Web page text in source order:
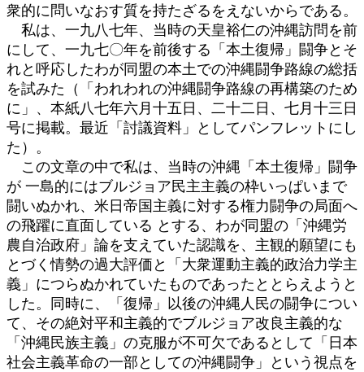
衆的に問いなおす質を持たざるをえないからである。
私は、一九八七年、当時の天皇裕仁の沖縄訪問を前
にして、一九七〇年を前後する「本土復帰」闘争とそ
れと呼応したわが同盟の本土での沖縄闘争路線の総括
を試みた（「われわれの沖縄闘争路線の再構築のため
に」、本紙八七年六月十五日、二十二日、七月十三日
号に掲載。最近「討議資料」としてパンフレットにし
た）。
この文章の中で私は、当時の沖縄「本土復帰」闘争
が 一島的にはブルジョア民主主義の枠いっぱいまで
闘いぬかれ、米日帝国主義に対する権力闘争の局面へ
の飛躍に直面している とする、わが同盟の「沖縄労
農自治政府」論を支えていた認識を、主観的願望にも
とづく情勢の過大評価と「大衆運動主義的政治力学主
義」につらぬかれていたものであったととらえようと
した。同時に、「復帰」以後の沖縄人民の闘争につい
て、その絶対平和主義的でブルジョア改良主義的な
「沖縄民族主義」の克服が不可欠であるとして「日本
社会主義革命の一部としての沖縄闘争」という視点を